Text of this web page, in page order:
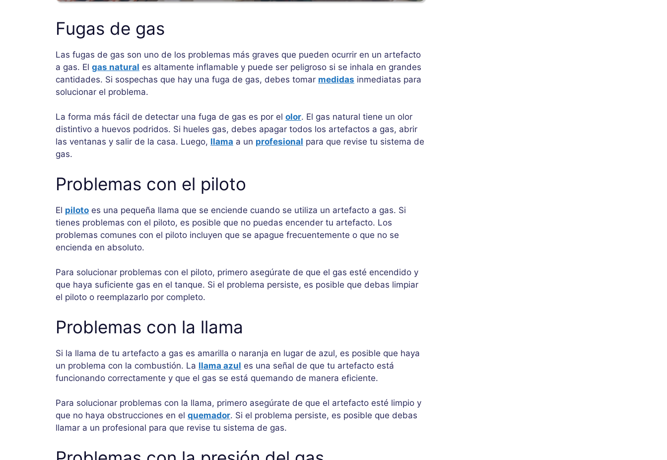
Fugas de gas
Las fugas de gas son uno de los problemas más graves que pueden ocurrir en un artefacto
a gas. El gas natural es altamente inflamable y puede ser peligroso si se inhala en grandes
cantidades. Si sospechas que hay una fuga de gas, debes tomar medidas inmediatas para
solucionar el problema.
La forma más fácil de detectar una fuga de gas es por el olor. El gas natural tiene un olor
distintivo a huevos podridos. Si hueles gas, debes apagar todos los artefactos a gas, abrir
las ventanas y salir de la casa. Luego, llama a un profesional para que revise tu sistema de
gas.
Problemas con el piloto
El piloto es una pequeña llama que se enciende cuando se utiliza un artefacto a gas. Si
tienes problemas con el piloto, es posible que no puedas encender tu artefacto. Los
problemas comunes con el piloto incluyen que se apague frecuentemente o que no se
encienda en absoluto.
Para solucionar problemas con el piloto, primero asegúrate de que el gas esté encendido y
que haya suficiente gas en el tanque. Si el problema persiste, es posible que debas limpiar
el piloto o reemplazarlo por completo.
Problemas con la llama
Si la llama de tu artefacto a gas es amarilla o naranja en lugar de azul, es posible que haya
un problema con la combustión. La llama azul es una señal de que tu artefacto está
funcionando correctamente y que el gas se está quemando de manera eficiente.
Para solucionar problemas con la llama, primero asegúrate de que el artefacto esté limpio y
que no haya obstrucciones en el quemador. Si el problema persiste, es posible que debas
llamar a un profesional para que revise tu sistema de gas.